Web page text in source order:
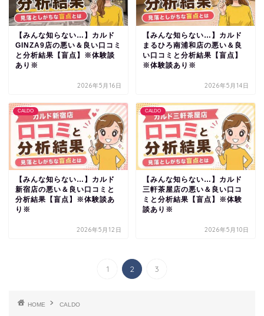
【みんな知らない…】カルド
GINZA9店の悪い＆良い口コミ
と分析結果【盲点】※体験談
あり※
2026年5月16日
【みんな知らない…】カルド
まるひろ南浦和店の悪い＆良
い口コミと分析結果【盲点】
※体験談あり※
2026年5月14日
CALDO
【みんな知らない…】カルド
新宿店の悪い＆良い口コミと
分析結果【盲点】※体験談あ
り※
2026年5月12日
CALDO
【みんな知らない…】カルド
三軒茶屋店の悪い＆良い口コ
ミと分析結果【盲点】※体験
談あり※
2026年5月10日
1 2 3
HOME CALDO